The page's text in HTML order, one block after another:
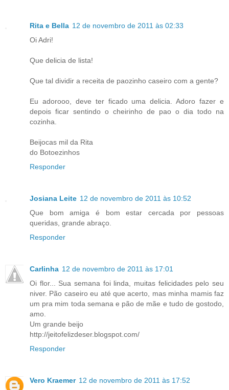
Rita e Bella 12 de novembro de 2011 às 02:33
Oi Adri!
Que delicia de lista!
Que tal dividir a receita de paozinho caseiro com a gente?
Eu adorooo, deve ter ficado uma delicia. Adoro fazer e
depois ficar sentindo o cheirinho de pao o dia todo na
cozinha.
Beijocas mil da Rita
do Botoezinhos
Responder
Josiana Leite 12 de novembro de 2011 às 10:52
Que bom amiga é bom estar cercada por pessoas
queridas, grande abraço.
Responder
Carlinha 12 de novembro de 2011 às 17:01
Oi flor... Sua semana foi linda, muitas felicidades pelo seu
niver. Pão caseiro eu até que acerto, mas minha mamis faz
um pra mim toda semana e pão de mãe e tudo de gostodo,
amo.
Um grande beijo
http://jeitofelizdeser.blogspot.com/
Responder
Vero Kraemer 12 de novembro de 2011 às 17:52